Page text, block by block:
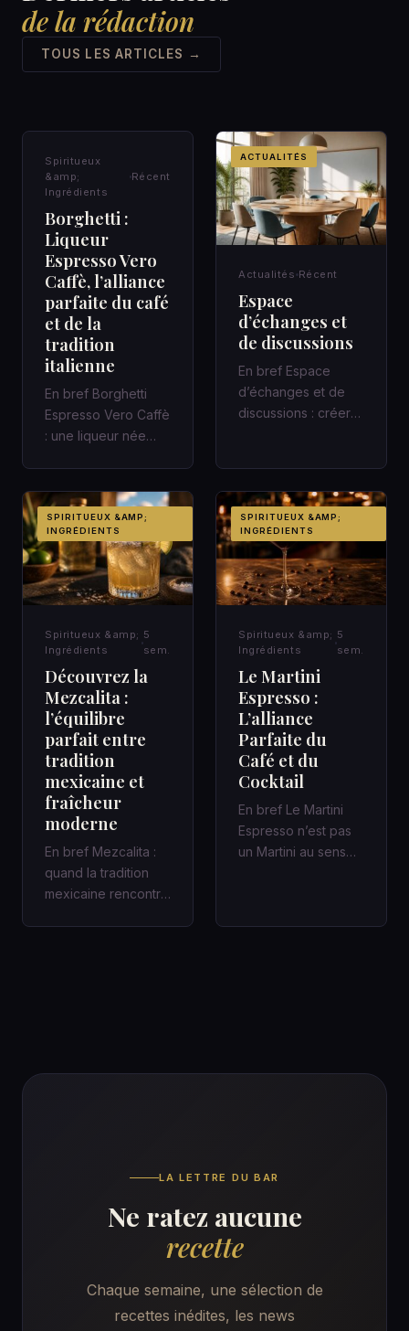
de la rédaction
TOUS LES ARTICLES →
SPIRITUEUX &AMP;
Spiritueux
&amp;
Ingrédients
Récent
Borghetti :
Liqueur
Espresso Vero
Caffè, l’alliance
parfaite du café
et de la
tradition
italienne
En bref Borghetti
Espresso Vero Caffè
: une liqueur née
un c…
ACTUALITÉS
Actualités Récent
Espace
d’échanges et
de discussions
En bref Espace
d’échanges et de
discussions : créer
SPIRITUEUX &AMP;
INGRÉDIENTS
Spiritueux &amp;
Ingrédients
5
sem.
Découvrez la
Mezcalita :
l’équilibre
parfait entre
tradition
mexicaine et
fraîcheur
moderne
En bref Mezcalita :
quand la tradition
mexicaine rencontre
SPIRITUEUX &AMP;
INGRÉDIENTS
Spiritueux &amp;
Ingrédients
5
sem.
Le Martini
Espresso :
L’alliance
Parfaite du
Café et du
Cocktail
En bref Le Martini
Espresso n’est pas
un Martini au sens
LA LETTRE DU BAR
Ne ratez aucune
recette
Chaque semaine, une sélection de
recettes inédites, les news